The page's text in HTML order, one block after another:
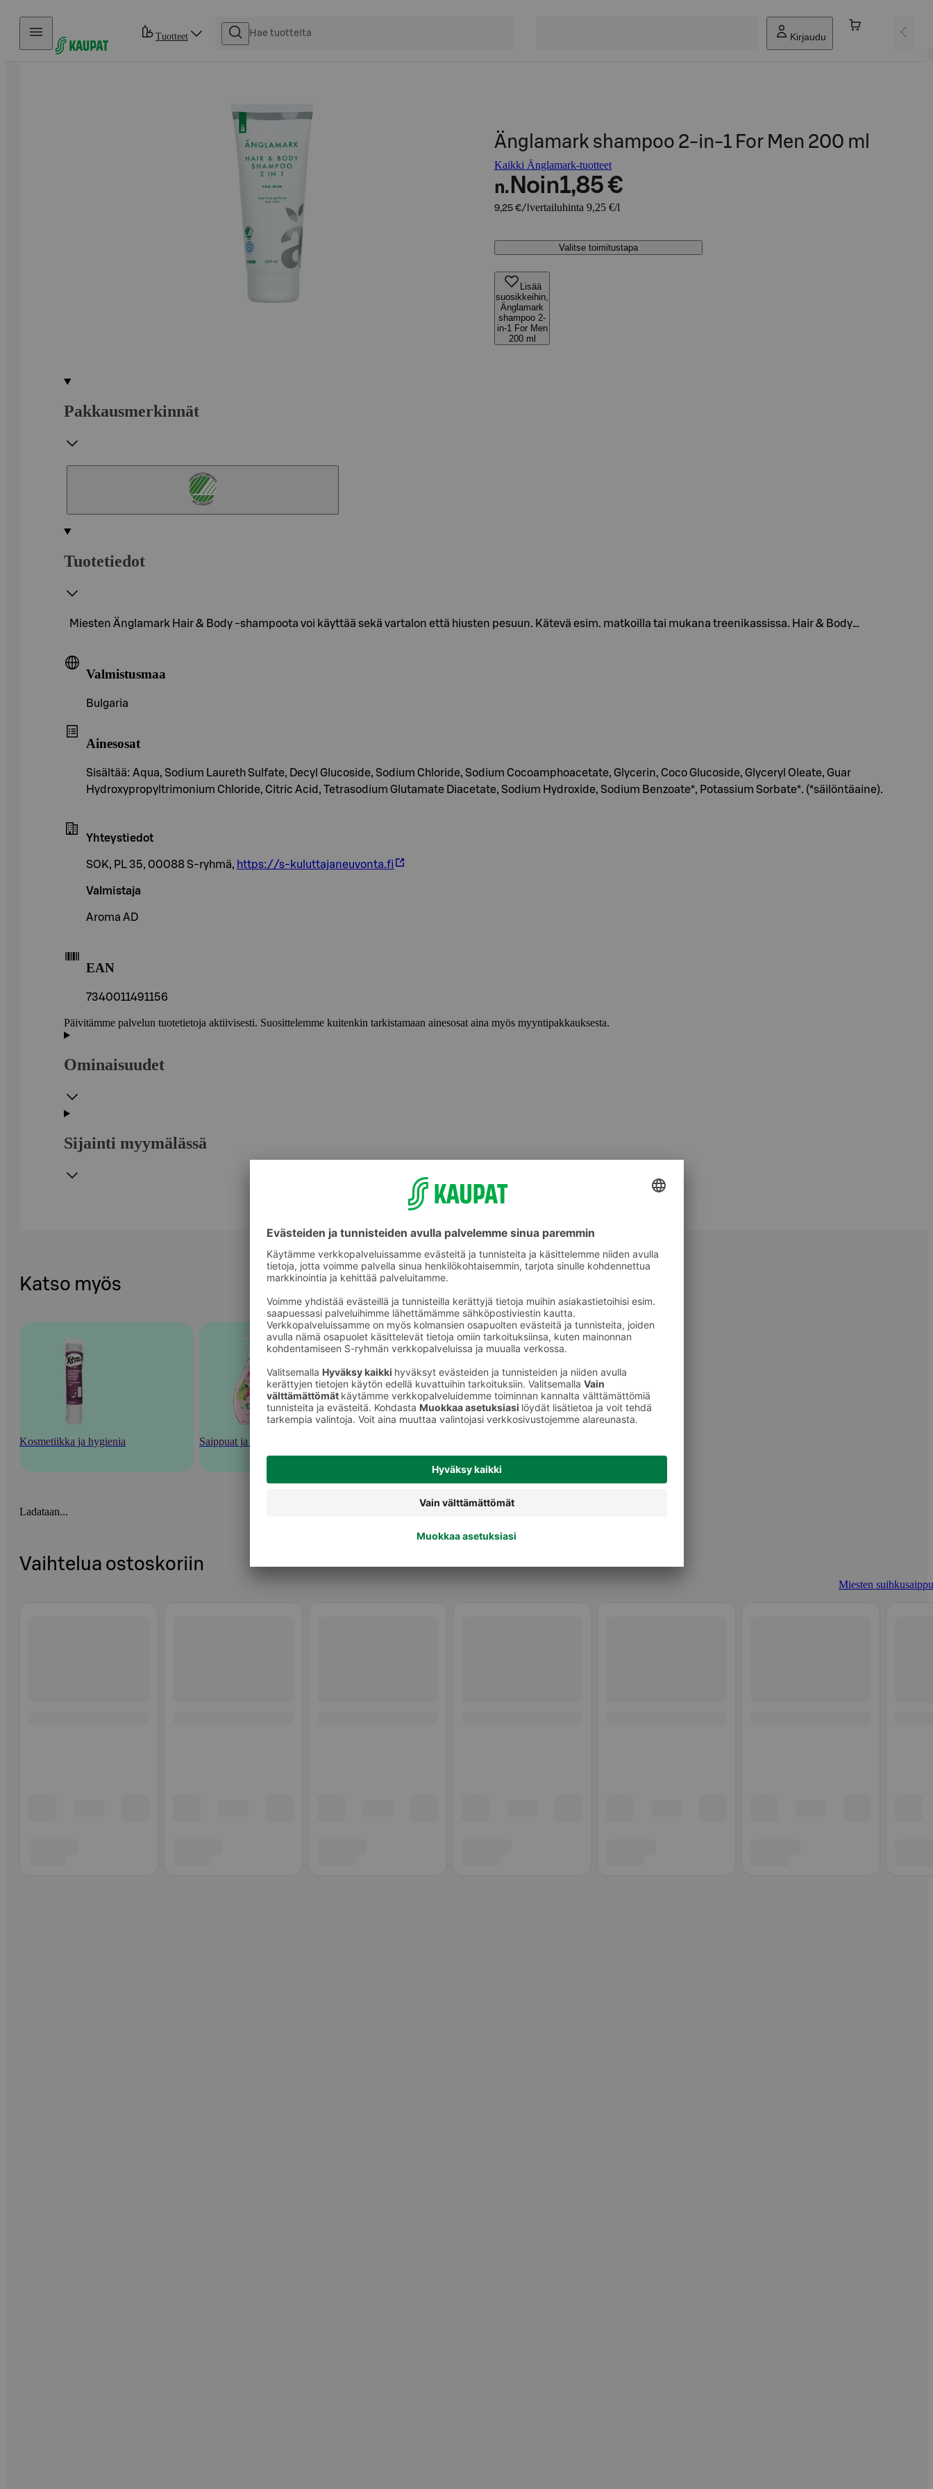
Hyppää sisältöön
Tuotteet Kirjaudu
Änglamark shampoo 2-in-1 For Men 200 ml
Kaikki Änglamark-tuotteet
n. Noin1,85 €
9,25 €/l vertailuhinta 9,25 €/l
Valitse toimitustapa
Lisää
suosikkeihin,
Änglamark
shampoo 2-
in-1 For Men
200 ml
Pakkausmerkinnät
Tuotetiedot
Miesten Änglamark Hair & Body -shampoota voi käyttää sekä vartalon että hiusten pesuun. Kätevä esim. matkoilla tai mukana treenikassissa. Hair & Body…
Valmistusmaa
Bulgaria
Ainesosat
Sisältää: Aqua, Sodium Laureth Sulfate, Decyl Glucoside, Sodium Chloride, Sodium Cocoamphoacetate, Glycerin, Coco Glucoside, Glyceryl Oleate, Guar
Hydroxypropyltrimonium Chloride, Citric Acid, Tetrasodium Glutamate Diacetate, Sodium Hydroxide, Sodium Benzoate*, Potassium Sorbate*. (*säilöntäaine).
Yhteystiedot
SOK, PL 35, 00088 S-ryhmä, https://s-kuluttajaneuvonta.fi
Valmistaja
Aroma AD
EAN
7340011491156
Päivitämme palvelun tuotetietoja aktiivisesti. Suosittelemme kuitenkin tarkistamaan ainesosat aina myös myyntipakkauksesta.
Ominaisuudet
Sijainti myymälässä
Katso myös
Kosmetiikka ja hygienia Saippuat ja pesutarvikkeet
Ladataan...
Vaihtelua ostoskoriin
Miesten